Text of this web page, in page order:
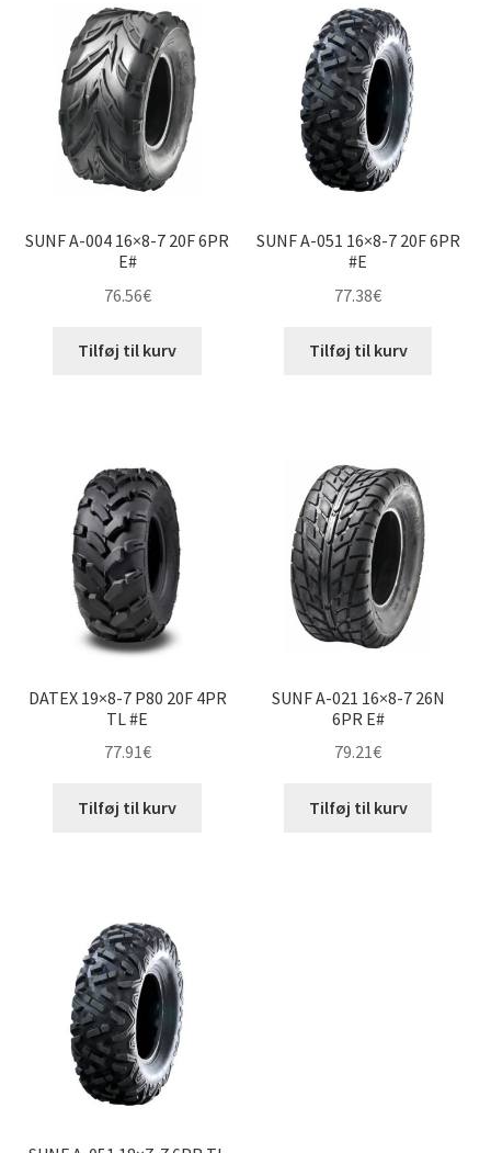
SUNF A-004 16×8-7 20F 6PR
E#
76.56€
Tilføj til kurv
SUNF A-051 16×8-7 20F 6PR
#E
77.38€
Tilføj til kurv
DATEX 19×8-7 P80 20F 4PR
TL #E
77.91€
Tilføj til kurv
SUNF A-021 16×8-7 26N
6PR E#
79.21€
Tilføj til kurv